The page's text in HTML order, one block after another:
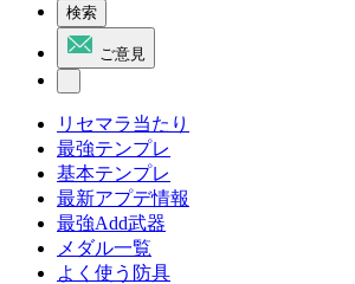
検索
ご意見
リセマラ当たり
最強テンプレ
基本テンプレ
最新アプデ情報
最強Add武器
メダル一覧
よく使う防具